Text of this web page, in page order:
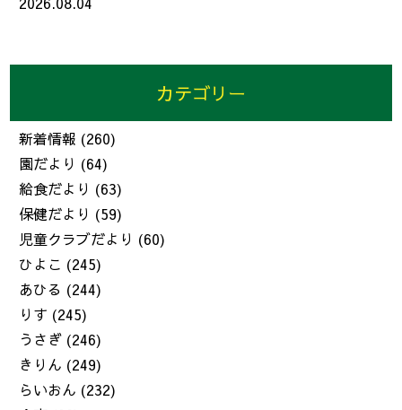
カテゴリー
新着情報 (260)
園だより (64)
給食だより (63)
保健だより (59)
児童クラブだより (60)
ひよこ (245)
あひる (244)
りす (245)
うさぎ (246)
きりん (249)
らいおん (232)